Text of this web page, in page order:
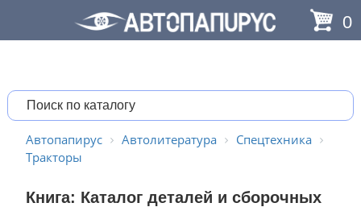
0
Автопапирус Автолитература
Спецтехника
Тракторы
Книга: Каталог деталей и сборочных